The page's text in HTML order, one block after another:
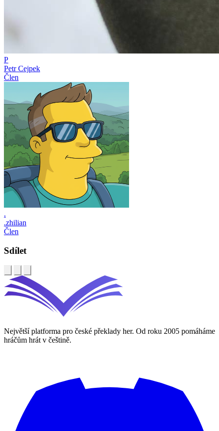
P
Petr Cejpek
Člen
.
.zhilian
Člen
Sdílet
Největší platforma pro české překlady her. Od roku 2005 pomáháme
hráčům hrát v češtině.